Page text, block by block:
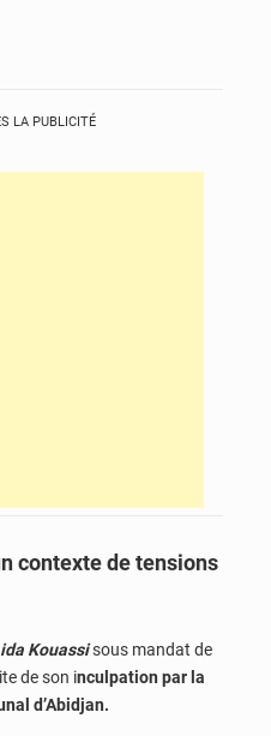
LA PUBLICITÉ
contexte de tensions
Kouassisous mandat de
de son inculpation par la
d’Abidjan.